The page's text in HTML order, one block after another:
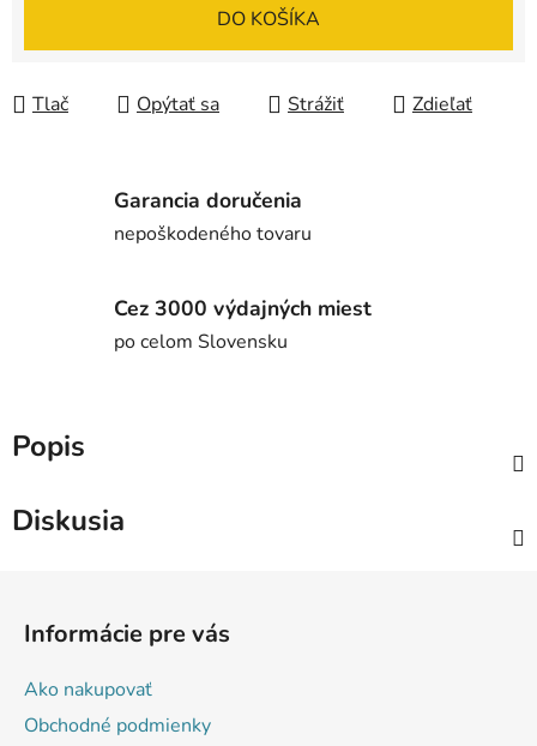
DO KOŠÍKA
Tlač Opýtať sa Strážiť Zdieľať
Garancia doručenia
nepoškodeného tovaru
Cez 3000 výdajných miest
po celom Slovensku
Popis
Diskusia
Informácie pre vás
Ako nakupovať
Obchodné podmienky